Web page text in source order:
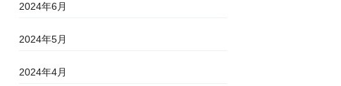
2024年6月
2024年5月
2024年4月